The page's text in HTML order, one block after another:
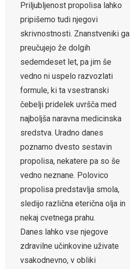
Priljubljenost propolisa lahko
pripišemo tudi njegovi
skrivnostnosti. Znanstveniki ga
preučujejo že dolgih
sedemdeset let, pa jim še
vedno ni uspelo razvozlati
formule, ki ta vsestranski
čebelji pridelek uvršča med
najboljša naravna medicinska
sredstva. Uradno danes
poznamo dvesto sestavin
propolisa, nekatere pa so še
vedno neznane. Polovico
propolisa predstavlja smola,
sledijo različna eterična olja in
nekaj cvetnega prahu.
Danes lahko vse njegove
zdravilne učinkovine uživate
vsakodnevno, v obliki